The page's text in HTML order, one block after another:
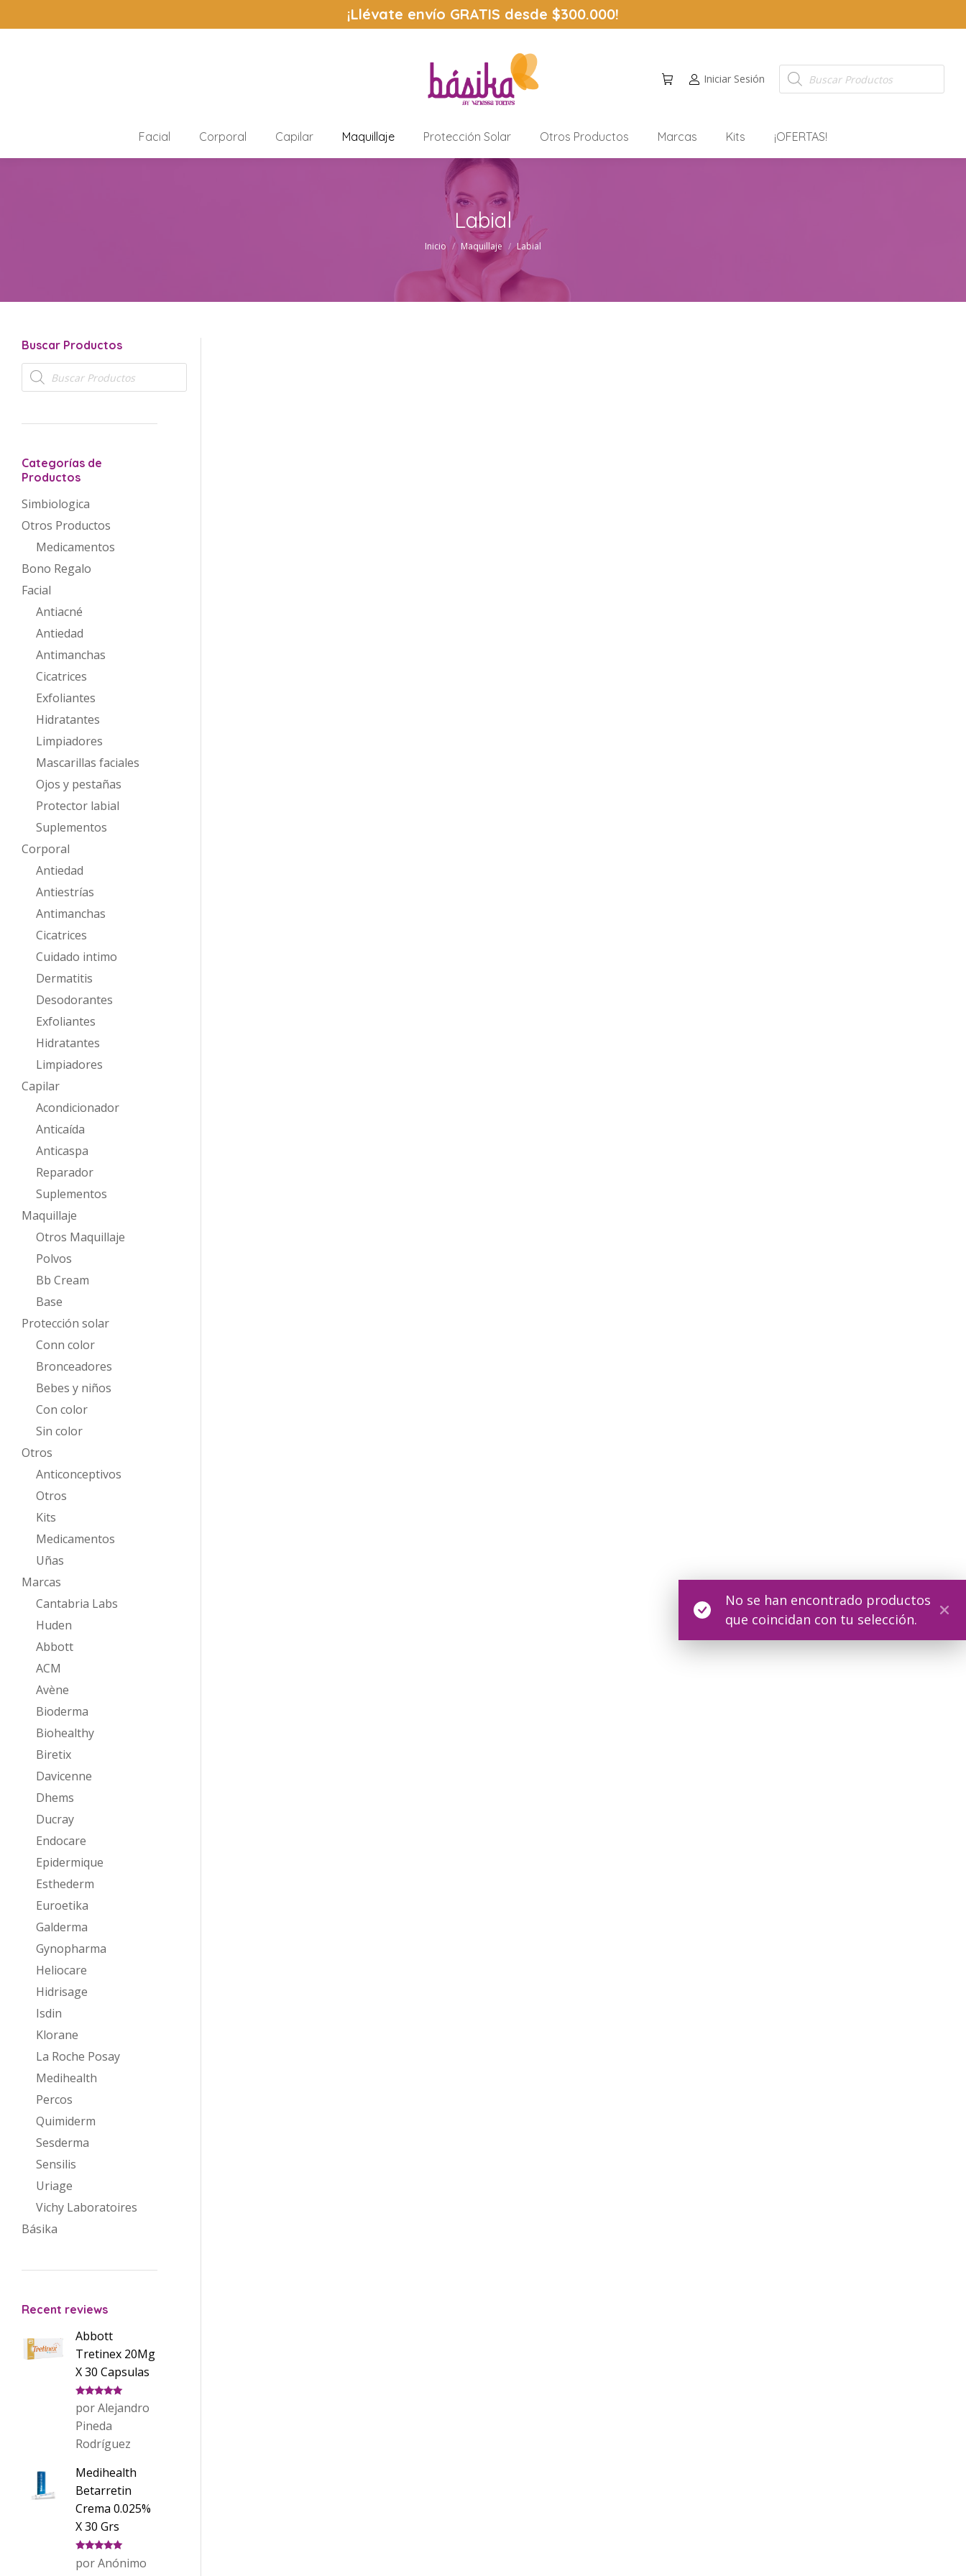
¡Llévate envío GRATIS desde $300.000!
Iniciar Sesión
Facial Corporal Capilar Maquillaje Protección Solar Otros Productos Marcas Kits ¡OFERTAS!
Labial
Estás aquí:
Inicio Maquillaje Labial
No se han encontrado productos
que coincidan con tu selección.
Buscar Productos
Búsqueda
de
productos
Categorías de
Productos
Simbiologica
Otros Productos
Medicamentos
Bono Regalo
Facial
Antiacné
Antiedad
Antimanchas
Cicatrices
Exfoliantes
Hidratantes
Limpiadores
Mascarillas faciales
Ojos y pestañas
Protector labial
Suplementos
Corporal
Antiedad
Antiestrías
Antimanchas
Cicatrices
Cuidado intimo
Dermatitis
Desodorantes
Exfoliantes
Hidratantes
Limpiadores
Capilar
Acondicionador
Anticaída
Anticaspa
Reparador
Suplementos
Maquillaje
Otros Maquillaje
Polvos
Bb Cream
Base
Protección solar
Conn color
Bronceadores
Bebes y niños
Con color
Sin color
Otros
Anticonceptivos
Otros
Kits
Medicamentos
Uñas
Marcas
Cantabria Labs
Huden
Abbott
ACM
Avène
Bioderma
Biohealthy
Biretix
Davicenne
Dhems
Ducray
Endocare
Epidermique
Esthederm
Euroetika
Galderma
Gynopharma
Heliocare
Hidrisage
Isdin
Klorane
La Roche Posay
Medihealth
Percos
Quimiderm
Sesderma
Sensilis
Uriage
Vichy Laboratoires
Básika
Recent reviews
Abbott
Tretinex 20Mg
X 30 Capsulas
Valorado
con
de 5
por Alejandro
Pineda
Rodríguez
Medihealth
Betarretin
Crema 0.025%
X 30 Grs
Valorado
con
de 5
por Anónimo